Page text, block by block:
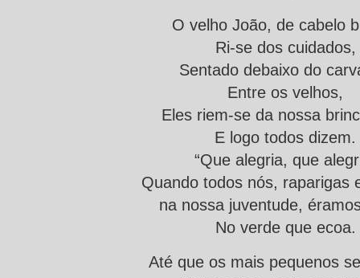
O velho João, de cabelo
Ri-se dos cuidados,
Sentado debaixo do
Entre os velhos,
Eles riem-se da nossa
E logo todos dizem.
“Que alegria, que
Quando todos nós, raparigas
na nossa juventude,
No verde que ecoa.
Até que os mais pequenos